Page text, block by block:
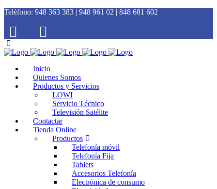
Teléfono: 948 363 383 | 948 961 02 | 848 681 602
Inicio
Quienes Somos
Productos y Servicios
LOWI
Servicio Técnico
Televisión Satélite
Contactar
Tienda Online
Productos
Telefonía móvil
Telefonía Fija
Tablets
Accesorios Telefonía
Electrónica de consumo